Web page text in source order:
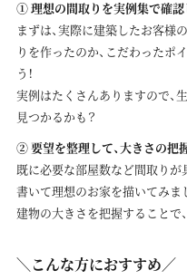
① 理想の間取りを実例集で確認
まずは、実際に建築したお客様
りを作ったのか、こだわったポ
う！
実例はたくさんありますので、
見つかるかも？
②要望を整理して、大きさの把
既に必要な部屋数など間取りが
書いて理想のお家を描いてみま
建物の大きさを把握することで
＼こんな方におすすめ／